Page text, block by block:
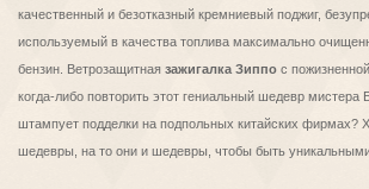
качественный и безотказный кремниевый поджиг,
используемый в качества топлива максимально
бензин. Ветрозащитная зажигалка Зиппо с
когда-либо повторить этот гениальный шедевр мистера
штампует подделки на подпольных китайских фирмах?
шедевры, на то они и шедевры, чтобы быть